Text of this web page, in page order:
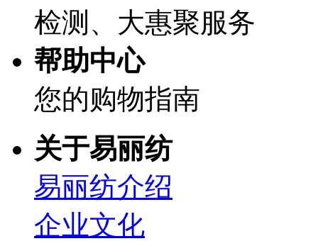
检测、大惠聚服务
帮助中心
您的购物指南
关于易丽纺
易丽纺介绍
企业文化